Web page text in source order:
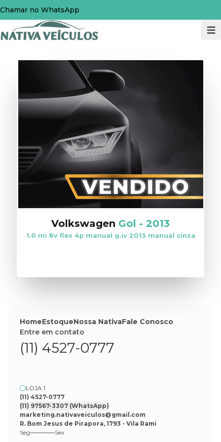
Chamar no WhatsApp
Volkswagen Gol - 2013
1.0 mi 8v flex 4p manual g.iv 2013 manual cinza
HomeEstoqueNossa NativaFale Conosco
Entre em contato
(11) 4527-0777
LOJA 1
(11) 4527-0777
(11) 97567-3307 (WhatsApp)
marketing.nativaveiculos@gmail.com
R. Bom Jesus de Pirapora, 1793 - Vila Rami
Seg
Sex